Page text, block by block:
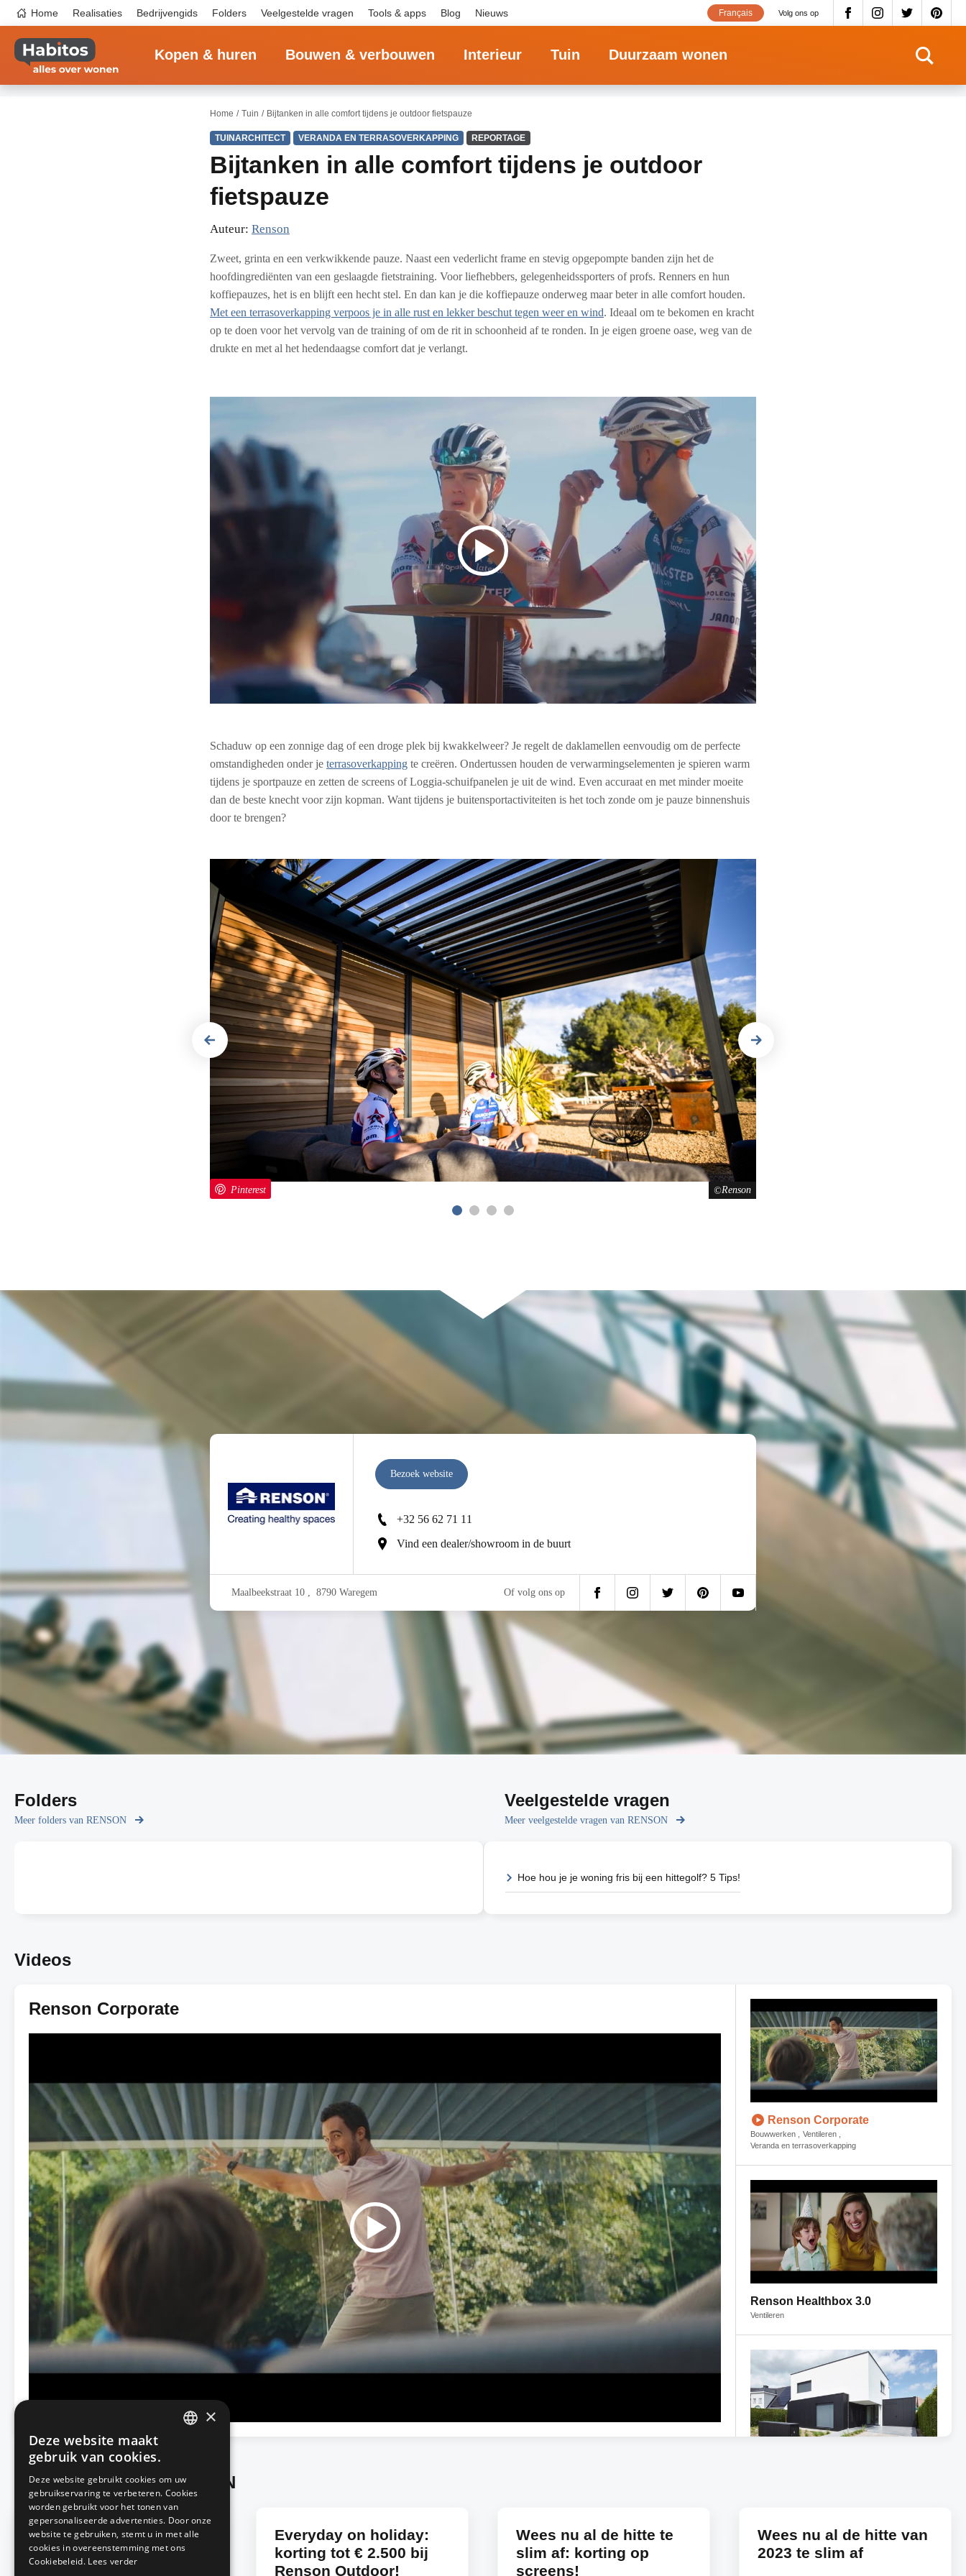
naar
inhoud
gaan
Top
navigation
Home Realisaties Bedrijvengids Folders Veelgestelde vragen Tools & apps Blog Nieuws Volg ons op
Français
Kopen & huren Bouwen & verbouwen Interieur Tuin Duurzaam wonen
Home Tuin Bijtanken in alle comfort tijdens je outdoor fietspauze
TUINARCHITECT VERANDA EN TERRASOVERKAPPING REPORTAGE
Bijtanken in alle comfort tijdens je outdoor
fietspauze
Auteur: Renson
Zweet, grinta en een verkwikkende pauze. Naast een vederlicht frame en stevig opgepompte banden zijn het de
hoofdingrediënten van een geslaagde fietstraining. Voor liefhebbers, gelegenheidssporters of profs. Renners en hun
koffiepauzes, het is en blijft een hecht stel. En dan kan je die koffiepauze onderweg maar beter in alle comfort houden.
Met een terrasoverkapping verpoos je in alle rust en lekker beschut tegen weer en wind. Ideaal om te bekomen en kracht
op te doen voor het vervolg van de training of om de rit in schoonheid af te ronden. In je eigen groene oase, weg van de
drukte en met al het hedendaagse comfort dat je verlangt.
Schaduw op een zonnige dag of een droge plek bij kwakkelweer? Je regelt de daklamellen eenvoudig om de perfecte
omstandigheden onder je terrasoverkapping te creëren. Ondertussen houden de verwarmingselementen je spieren warm
tijdens je sportpauze en zetten de screens of Loggia-schuifpanelen je uit de wind. Even accuraat en met minder moeite
dan de beste knecht voor zijn kopman. Want tijdens je buitensportactiviteiten is het toch zonde om je pauze binnenshuis
door te brengen?
Previous
Renson
Pinterest
Next
Bezoek website
+32 56 62 71 11
Vind een dealer/showroom in de buurt
Maalbeekstraat 10 , 8790 Waregem Of volg ons op
Folders
Meer folders van RENSON
Veelgestelde vragen
Meer veelgestelde vragen van RENSON
Hoe hou je je woning fris bij een hittegolf? 5 Tips!
Videos
Renson Corporate
Renson Corporate
Bouwwerken
Ventileren
Veranda en terrasoverkapping
Renson Healthbox 3.0
Ventileren
Advertorials from RENSON
Alles voor een uniforme
oprit met eSafe
Everyday on holiday:
korting tot € 2.500 bij
Renson Outdoor!
Wees nu al de hitte te
slim af: korting op
screens!
Wees nu al de hitte van
2023 te slim af
×
Deze website maakt
gebruik van cookies.
Deze website gebruikt cookies om uw
gebruikservaring te verbeteren. Cookies
worden gebruikt voor het tonen van
gepersonaliseerde advertenties. Door onze
website te gebruiken, stemt u in met alle
cookies in overeenstemming met ons
Cookiebeleid. Lees verder